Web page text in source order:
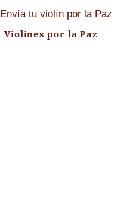
Envía tu violín por la Paz
Violines por la Paz